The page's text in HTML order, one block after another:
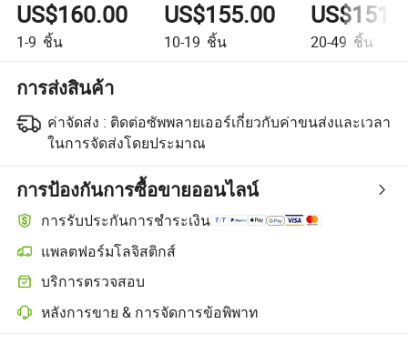
US$160.00
1-9 ชิ้น
US$155.00
10-19 ชิ้น 20-49 ชิ้น
การส่งสินค้า
ค่าจัดส่ง : ติดต่อซัพพลายเออร์เกี่ยวกับค่าขนส่งและเวลา
ในการจัดส่งโดยประมาณ
การป้องกันการซื้อขายออนไลน์
การรับประกันการชำระเงิน
แพลตฟอร์มโลจิสติกส์
บริการตรวจสอบ
หลังการขาย & การจัดการข้อพิพาท